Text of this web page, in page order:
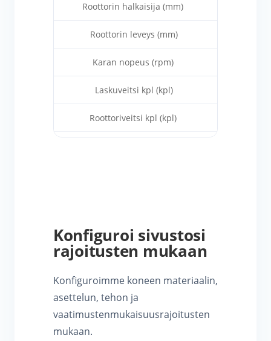
Roottorin halkaisija (mm)
Roottorin leveys (mm)
Karan nopeus (rpm)
Laskuveitsi kpl (kpl)
Roottoriveitsi kpl (kpl)
L×Syvyys×Koko (mm)
Paino (kg)
Konfiguroi sivustosi
rajoitusten mukaan
Konfiguroimme koneen materiaalin,
asettelun, tehon ja
vaatimustenmukaisuusrajoitusten
mukaan.